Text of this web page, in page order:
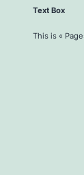
Text Box
This is «